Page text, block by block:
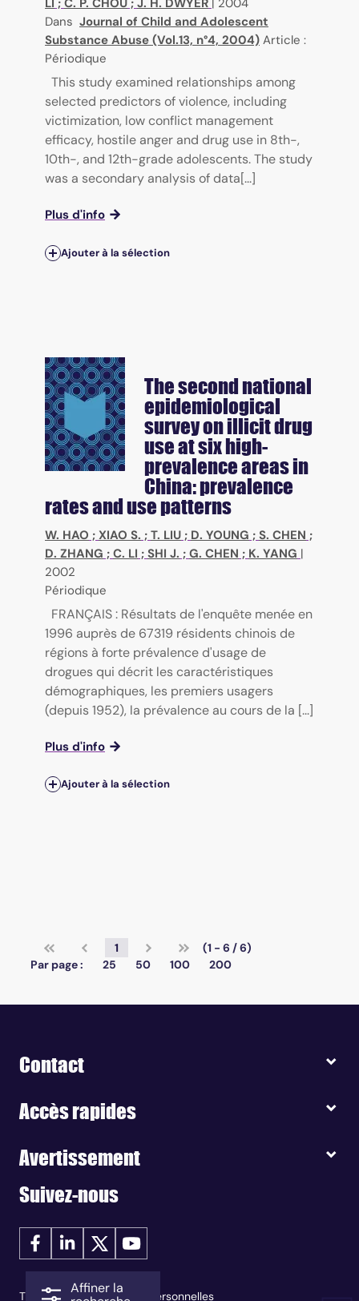
Affiner la
Dans Journal of Child and Adolescent
Substance Abuse (Vol.13, n°4, 2004) Article :
Périodique
This study examined relationships among
selected predictors of violence, including
victimization, low conflict management
efficacy, hostile anger and drug use in 8th-,
10th-, and 12th-grade adolescents. The study
was a secondary analysis of data[...]
Plus d'info
Ajouter à la sélection
The second national
epidemiological
survey on illicit drug
use at six high-
prevalence areas in
China: prevalence
rates and use patterns
W. HAO ; XIAO S. ; T. LIU ; D. YOUNG ; S. CHEN ;
D. ZHANG ; C. LI ; SHI J. ; G. CHEN ; K. YANG |
2002
Périodique
FRANÇAIS : Résultats de l'enquête menée en
1996 auprès de 67319 résidents chinois de
régions à forte prévalence d'usage de
drogues qui décrit les caractéristiques
démographiques, les premiers usagers
(depuis 1952), la prévalence au cours de la [...]
Plus d'info
Ajouter à la sélection
1
(1 - 6 / 6)
Par page :
25 50 100 200
Contact
Accès rapides
Avertissement
Suivez-nous
Traitement des données personnelles